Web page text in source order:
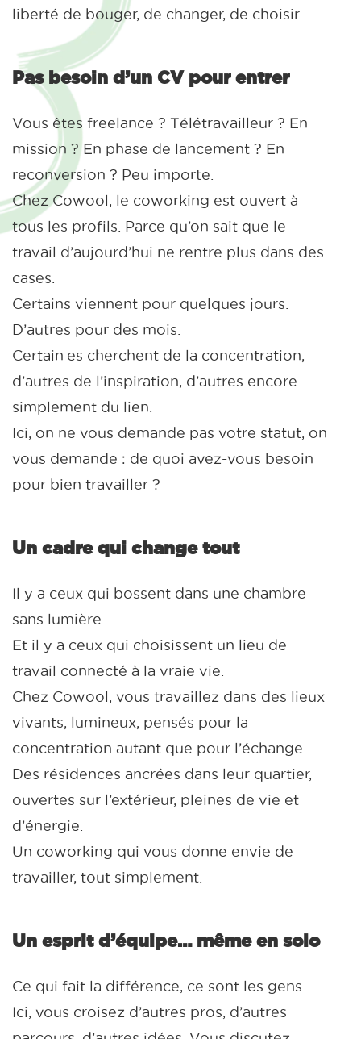
liberté de bouger, de changer, de choisir.
Pas besoin d’un CV pour entrer
Vous êtes freelance ? Télétravailleur ? En
mission ? En phase de lancement ? En
reconversion ? Peu importe.
Chez Cowool, le coworking est ouvert à
tous les profils. Parce qu’on sait que le
travail d’aujourd’hui ne rentre plus dans des
cases.
Certains viennent pour quelques jours.
D’autres pour des mois.
Certain·es cherchent de la concentration,
d’autres de l’inspiration, d’autres encore
simplement du lien.
Ici, on ne vous demande pas votre statut, on
vous demande : de quoi avez-vous besoin
pour bien travailler ?
Un cadre qui change tout
Il y a ceux qui bossent dans une chambre
sans lumière.
Et il y a ceux qui choisissent un lieu de
travail connecté à la vraie vie.
Chez Cowool, vous travaillez dans des lieux
vivants, lumineux, pensés pour la
concentration autant que pour l’échange.
Des résidences ancrées dans leur quartier,
ouvertes sur l’extérieur, pleines de vie et
d’énergie.
Un coworking qui vous donne envie de
travailler, tout simplement.
Un esprit d’équipe… même en solo
Ce qui fait la différence, ce sont les gens.
Ici, vous croisez d’autres pros, d’autres